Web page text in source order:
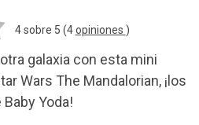
4sobre 5 (4 opiniones )
galaxia con esta mini
Wars The Mandalorian, ¡los
Yoda!